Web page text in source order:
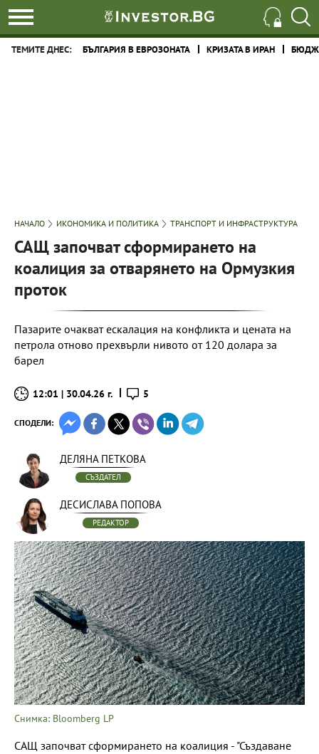
ТЕМИТЕ ДНЕС: БЪЛГАРИЯ В ЕВРОЗОНАТА КРИЗАТА В ИРАН
НАЧАЛО ИКОНОМИКА И ПОЛИТИКА ТРАНСПОРТ И ИНФРАСТРУКТУРА
САЩ започват сформирането на
коалиция за отварянето на Ормузкия
проток
Пазарите очакват ескалация на конфликта и цената на
петрола отново прехвърли нивото от 120 долара за
барел
12:01 | 30.04.26 г. 5
СПОДЕЛИ:
ДЕЛЯНА ПЕТКОВА
СЪЗДАТЕЛ
ДЕСИСЛАВА ПОПОВА
РЕДАКТОР
Снимка: Bloomberg LP
САЩ започват сформирането на коалиция - "Създаване